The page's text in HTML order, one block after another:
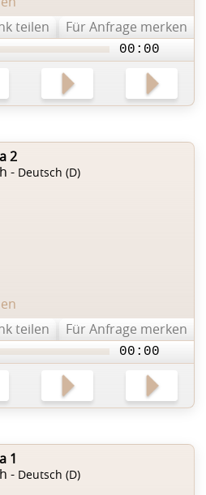
teilen
Für Anfrage merken
00:00
2
- Deutsch (D)
teilen
Für Anfrage merken
00:00
1
- Deutsch (D)